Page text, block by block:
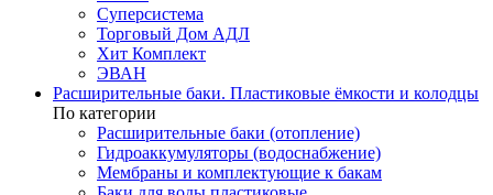
Суперсистема
Торговый Дом АДЛ
Хит Комплект
ЭВАН
Расширительные баки. Пластиковые ёмкости и колодцы
По категории
Расширительные баки (отопление)
Гидроаккумуляторы (водоснабжение)
Мембраны и комплектующие к бакам